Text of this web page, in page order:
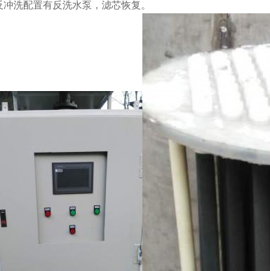
洗配置有反洗水泵，滤芯恢复。